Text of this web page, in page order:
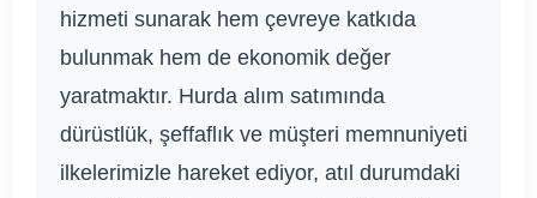
hizmeti sunarak hem çevreye katkıda
bulunmak hem de ekonomik değer
yaratmaktır. Hurda alım satımında
dürüstlük, şeffaflık ve müşteri memnuniyeti
ilkelerimizle hareket ediyor, atıl durumdaki